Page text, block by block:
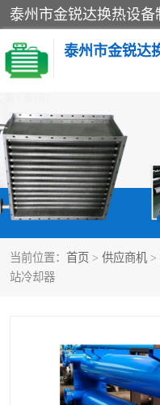
当前位置： 首页 > 供应商机 >
站冷却器
冷却器
散热器
热交换器